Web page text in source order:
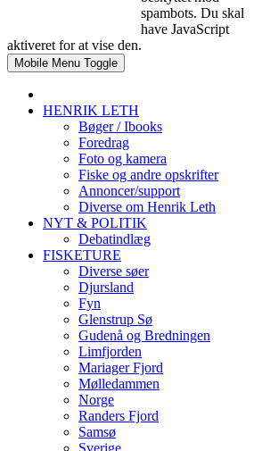
spambots. Du skal
have JavaScript
aktiveret for at vise den.
Mobile Menu Toggle
HENRIK LETH
Bøger / Ibooks
Foredrag
Foto og kamera
Fiske og andre opskrifter
Annoncer/support
Diverse om Henrik Leth
NYT & POLITIK
Debatindlæg
FISKETURE
Diverse søer
Djursland
Fyn
Glenstrup Sø
Gudenå og Bredningen
Limfjorden
Mariager Fjord
Mølledammen
Norge
Randers Fjord
Samsø